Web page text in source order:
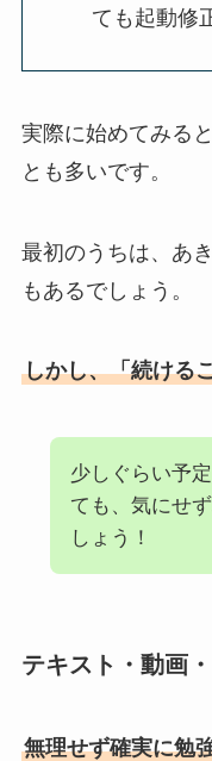
ても起動修
実際に始めてみる
とも多いです。
最初のうちは、あ
もあるでしょう。
しかし、「続ける
少しぐらい予
ても、気にせ
しょう！
テキスト・動画
無理せず確実に勉